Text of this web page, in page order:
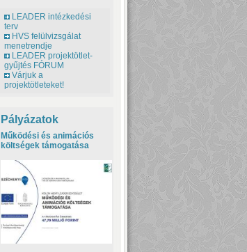
LEADER intézkedési
terv
HVS felülvizsgálat
menetrendje
LEADER projektötlet-
gyűjtés FÓRUM
Várjuk a
projektötleteket!
Pályázatok
Működési és animációs
költségek támogatása